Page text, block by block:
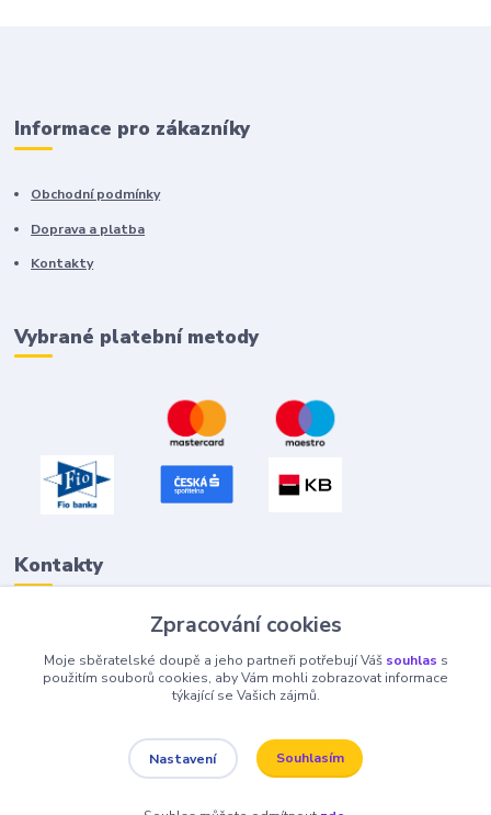
Informace pro zákazníky
Obchodní podmínky
Doprava a platba
Kontakty
Vybrané platební metody
Kontakty
info@tivan.cz
Zpracování cookies
Moje sběratelské doupě a jeho partneři potřebují Váš souhlas s
použitím souborů cookies, aby Vám mohli zobrazovat informace
týkající se Vašich zájmů.
Nastavení Souhlasím